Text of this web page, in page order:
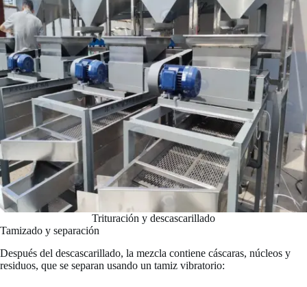
Trituración y descascarillado
Tamizado y separación
Después del descascarillado, la mezcla contiene cáscaras, núcleos y
residuos, que se separan usando un tamiz vibratorio: